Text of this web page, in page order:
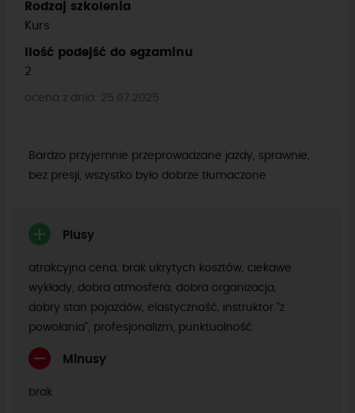
Rodzaj szkolenia
Kurs
Ilość podejść do egzaminu
2
ocena z dnia: 25.07.2025
Bardzo przyjemnie przeprowadzane jazdy, sprawnie,
bez presji, wszystko było dobrze tłumaczone
Plusy
atrakcyjna cena, brak ukrytych kosztów, ciekawe
wykłady, dobra atmosfera, dobra organizacja,
dobry stan pojazdów, elastyczność, instruktor “z
powołania”, profesjonalizm, punktualność
Minusy
brak